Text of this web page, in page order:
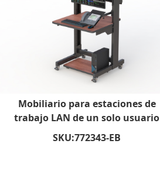
Mobiliario para estaciones de
trabajo LAN de un solo usuario
SKU:772343-EB